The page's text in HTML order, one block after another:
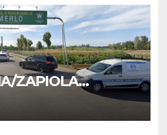
ZAPIOLA
TEMPORALMENTE
DE